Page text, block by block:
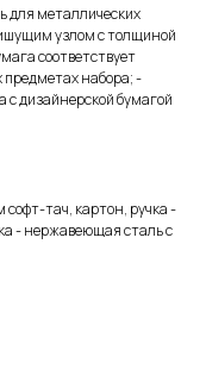
для металлических
узлом с толщиной
соответствует
предметах набора; -
с дизайнерской бумагой
тач, картон, ручка -
- нержавеющая cталь с